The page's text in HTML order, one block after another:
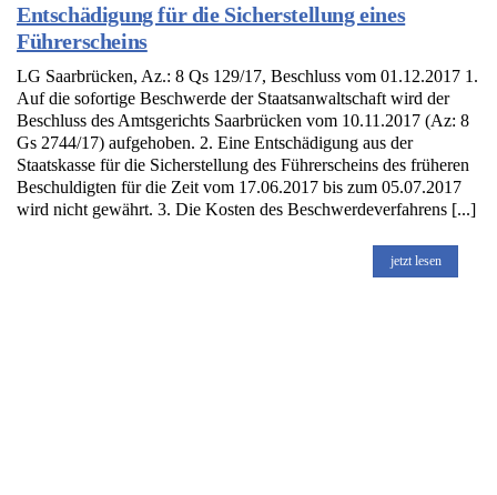
Entschädigung für die Sicherstellung eines
Führerscheins
LG Saarbrücken, Az.: 8 Qs 129/17, Beschluss vom 01.12.2017 1.
Auf die sofortige Beschwerde der Staatsanwaltschaft wird der
Beschluss des Amtsgerichts Saarbrücken vom 10.11.2017 (Az: 8
Gs 2744/17) aufgehoben. 2. Eine Entschädigung aus der
Staatskasse für die Sicherstellung des Führerscheins des früheren
Beschuldigten für die Zeit vom 17.06.2017 bis zum 05.07.2017
wird nicht gewährt. 3. Die Kosten des Beschwerdeverfahrens [...]
jetzt lesen